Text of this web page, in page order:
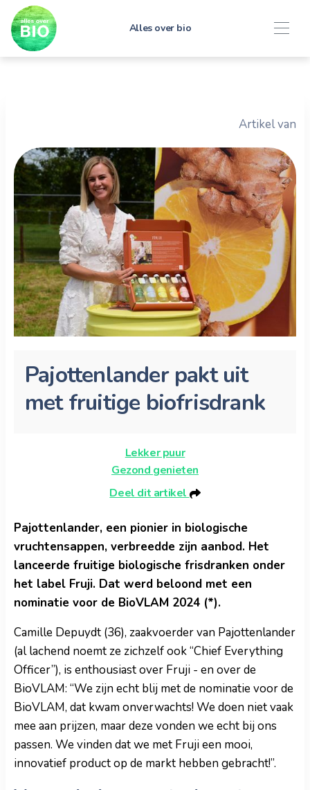
Alles over bio
Artikel van
Pajottenlander pakt uit
met fruitige biofrisdrank
Lekker puur
Gezond genieten
Deel dit artikel
Pajottenlander, een pionier in biologische
vruchtensappen, verbreedde zijn aanbod. Het
lanceerde fruitige biologische frisdranken onder
het label Fruji. Dat werd beloond met een
nominatie voor de BioVLAM 2024 (*).
Camille Depuydt (36), zaakvoerder van Pajottenlander
(al lachend noemt ze zichzelf ook “Chief Everything
Officer”), is enthousiast over Fruji - en over de
BioVLAM: “We zijn echt blij met de nominatie voor de
BioVLAM, dat kwam onverwachts! We doen niet vaak
mee aan prijzen, maar deze vonden we echt bij ons
passen. We vinden dat we met Fruji een mooi,
innovatief product op de markt hebben gebracht!”.